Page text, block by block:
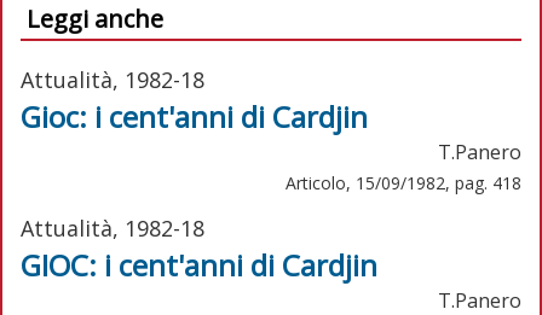
Leggi anche
Attualità, 1982-18
Gioc: i cent'anni di Cardjin
T.Panero
Articolo, 15/09/1982, pag. 418
Attualità, 1982-18
GIOC: i cent'anni di Cardjin
T.Panero